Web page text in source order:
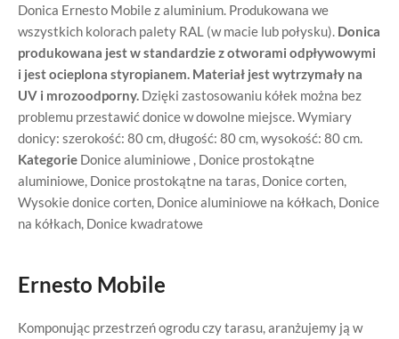
Donica Ernesto Mobile z aluminium. Produkowana we
wszystkich kolorach palety RAL (w macie lub połysku). Donica
produkowana jest w standardzie z otworami odpływowymi
i jest ocieplona styropianem. Materiał jest wytrzymały na
UV i mrozoodporny. Dzięki zastosowaniu kółek można bez
problemu przestawić donice w dowolne miejsce. Wymiary
donicy: szerokość: 80 cm, długość: 80 cm, wysokość: 80 cm.
Kategorie Donice aluminiowe Donice prostokątne
aluminiowe Donice prostokątne na taras Donice corten
Wysokie donice corten Donice aluminiowe na kółkach Donice
na kółkach Donice kwadratowe
Ernesto Mobile
Komponując przestrzeń ogrodu czy tarasu, aranżujemy ją w